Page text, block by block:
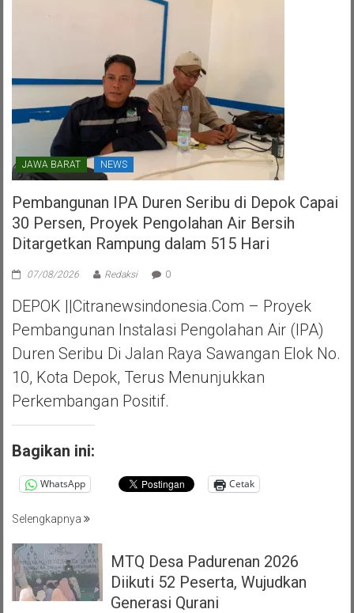
JAWA BARAT NEWS
Pembangunan IPA Duren Seribu di Depok Capai
30 Persen, Proyek Pengolahan Air Bersih
Ditargetkan Rampung dalam 515 Hari
07/08/2026 Redaksi 0
DEPOK ||Citranewsindonesia.com – Proyek
Pembangunan Instalasi Pengolahan Air (IPA)
Duren Seribu Di Jalan Raya Sawangan Elok No.
10, Kota Depok, Terus Menunjukkan
Perkembangan Positif.
Bagikan ini:
WhatsApp Cetak
Selengkapnya
MTQ Desa Padurenan 2026
Diikuti 52 Peserta, Wujudkan
Generasi Qurani